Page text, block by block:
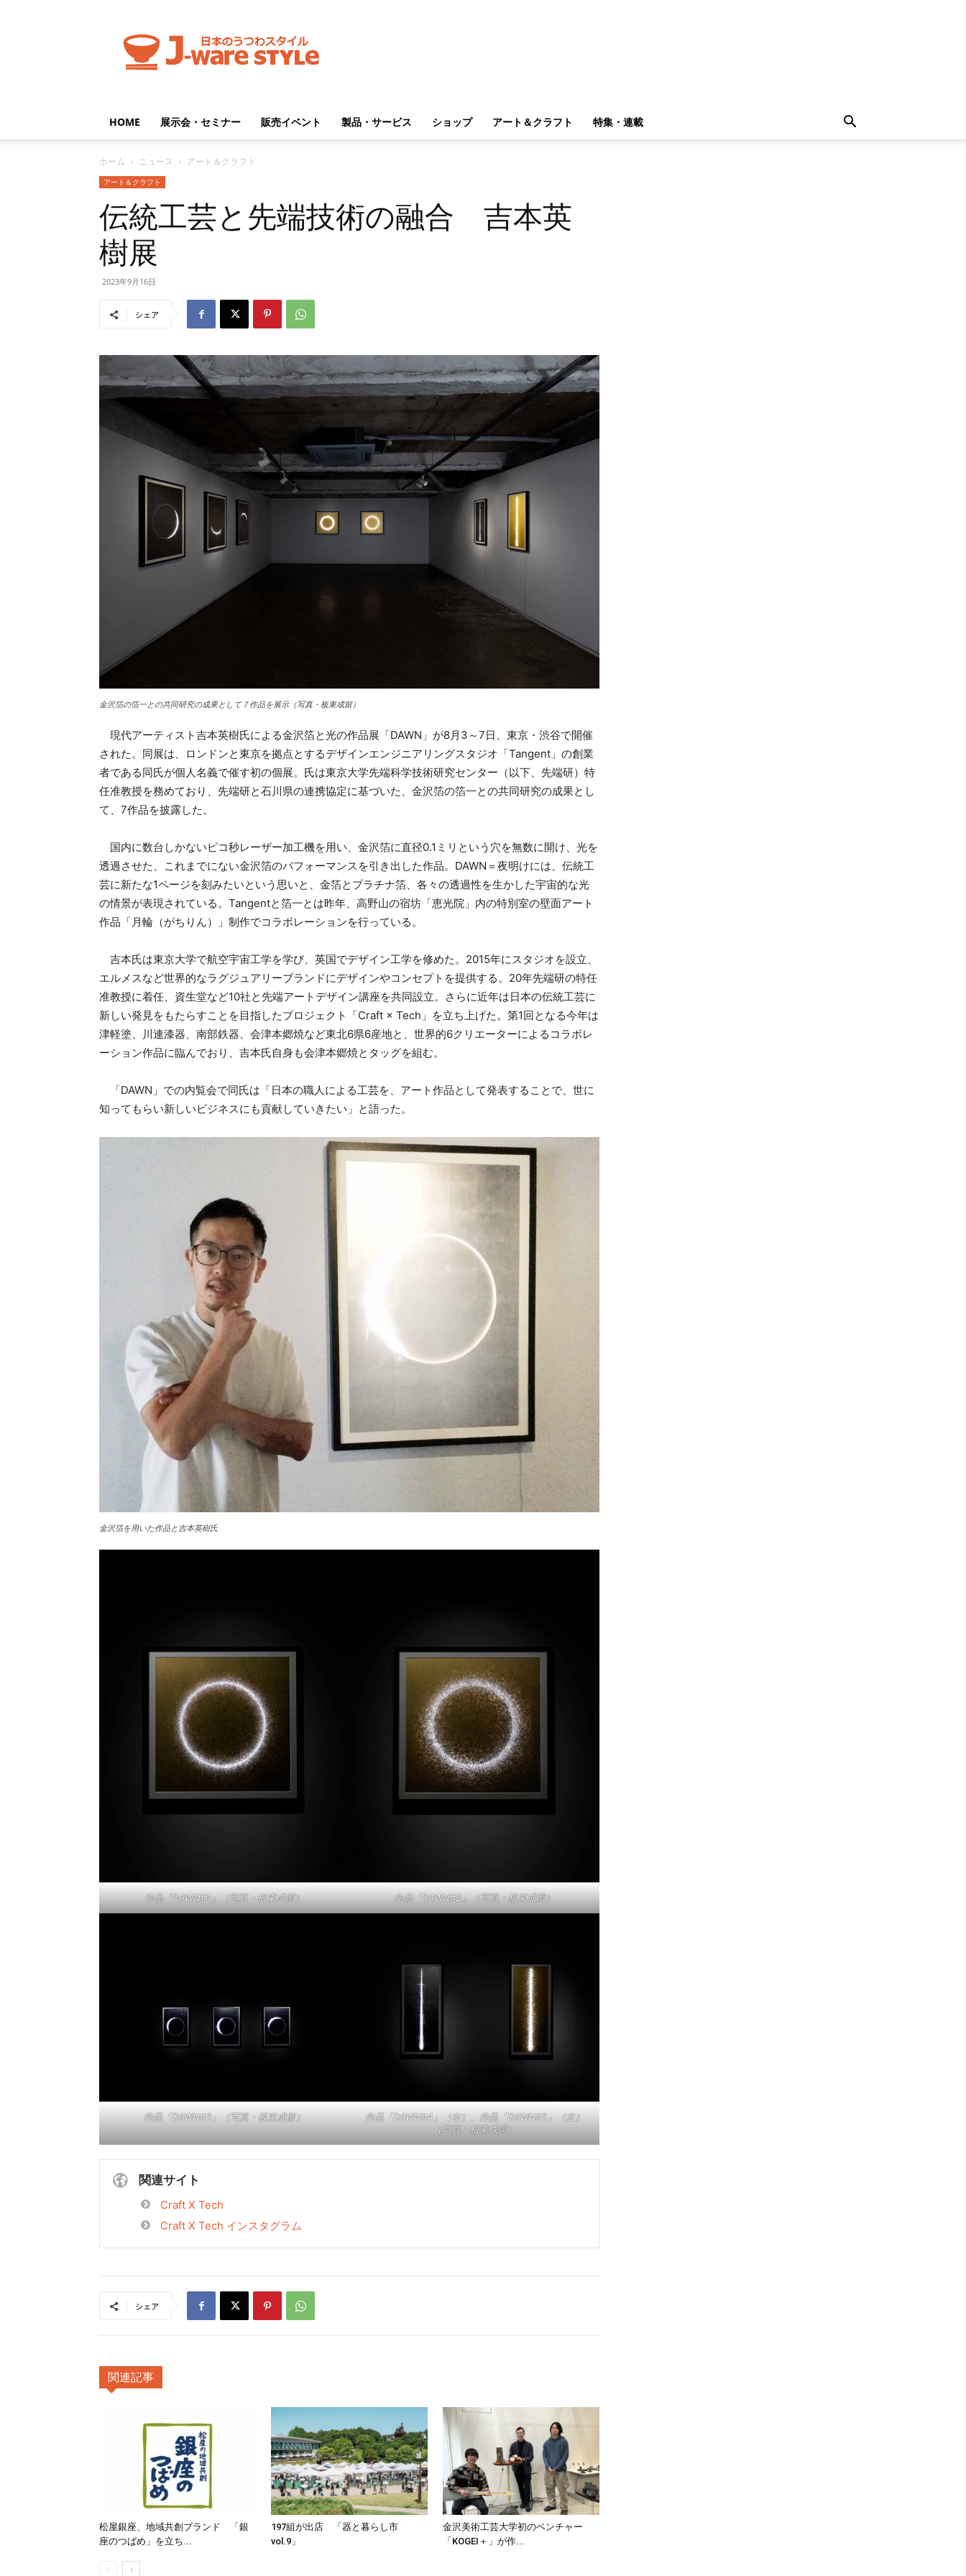
ware
Style
HOME 展示会・セミナー 販売イベント 製品・サービス ショップ アート＆クラフト 特集・連載
ホーム ニュース アート＆クラフト
アート＆クラフト
伝統工芸と先端技術の融合 吉本英
樹展
2023年9月16日
シェア
金沢箔の箔一との共同研究の成果として７作品を展示（写真・板東成留）
現代アーティスト吉本英樹氏による金沢箔と光の作品展「DAWN」が8月3～7日、東京・渋谷で開催
された。同展は、ロンドンと東京を拠点とするデザインエンジニアリングスタジオ「Tangent」の創業
者である同氏が個人名義で催す初の個展。氏は東京大学先端科学技術研究センター（以下、先端研）特
任准教授を務めており、先端研と石川県の連携協定に基づいた、金沢箔の箔一との共同研究の成果とし
て、7作品を披露した。
国内に数台しかないピコ秒レーザー加工機を用い、金沢箔に直径0.1ミリという穴を無数に開け、光を
透過させた、これまでにない金沢箔のパフォーマンスを引き出した作品。DAWN＝夜明けには、伝統工
芸に新たな1ページを刻みたいという思いと、金箔とプラチナ箔、各々の透過性を生かした宇宙的な光
の情景が表現されている。Tangentと箔一とは昨年、高野山の宿坊「恵光院」内の特別室の壁面アート
作品「月輪（がちりん）」制作でコラボレーションを行っている。
吉本氏は東京大学で航空宇宙工学を学び、英国でデザイン工学を修めた。2015年にスタジオを設立、
エルメスなど世界的なラグジュアリーブランドにデザインやコンセプトを提供する。20年先端研の特任
准教授に着任、資生堂など10社と先端アートデザイン講座を共同設立。さらに近年は日本の伝統工芸に
新しい発見をもたらすことを目指したプロジェクト「Craft × Tech」を立ち上げた。第1回となる今年は
津軽塗、川連漆器、南部鉄器、会津本郷焼など東北6県6産地と、世界的6クリエーターによるコラボレ
ーション作品に臨んでおり、吉本氏自身も会津本郷焼とタッグを組む。
「DAWN」での内覧会で同氏は「日本の職人による工芸を、アート作品として発表することで、世に
知ってもらい新しいビジネスにも貢献していきたい」と語った。
金沢箔を用いた作品と吉本英樹氏
作品「DAWN#1」（写真・板東成留） 作品「DAWN#2」（写真・板東成留）
作品「DAWN#3」（写真・板東成留）
作品「DAWN#4」（右）、作品「DAWN#5」（左）
（写真・板東成留）
関連サイト
Craft X Tech
Craft X Tech インスタグラム
シェア
関連記事
松屋銀座、地域共創ブランド 「銀
座のつばめ」を立ち...
197組が出店 「器と暮らし市
vol.9」
金沢美術工芸大学初のベンチャー
「KOGEI＋」が作...